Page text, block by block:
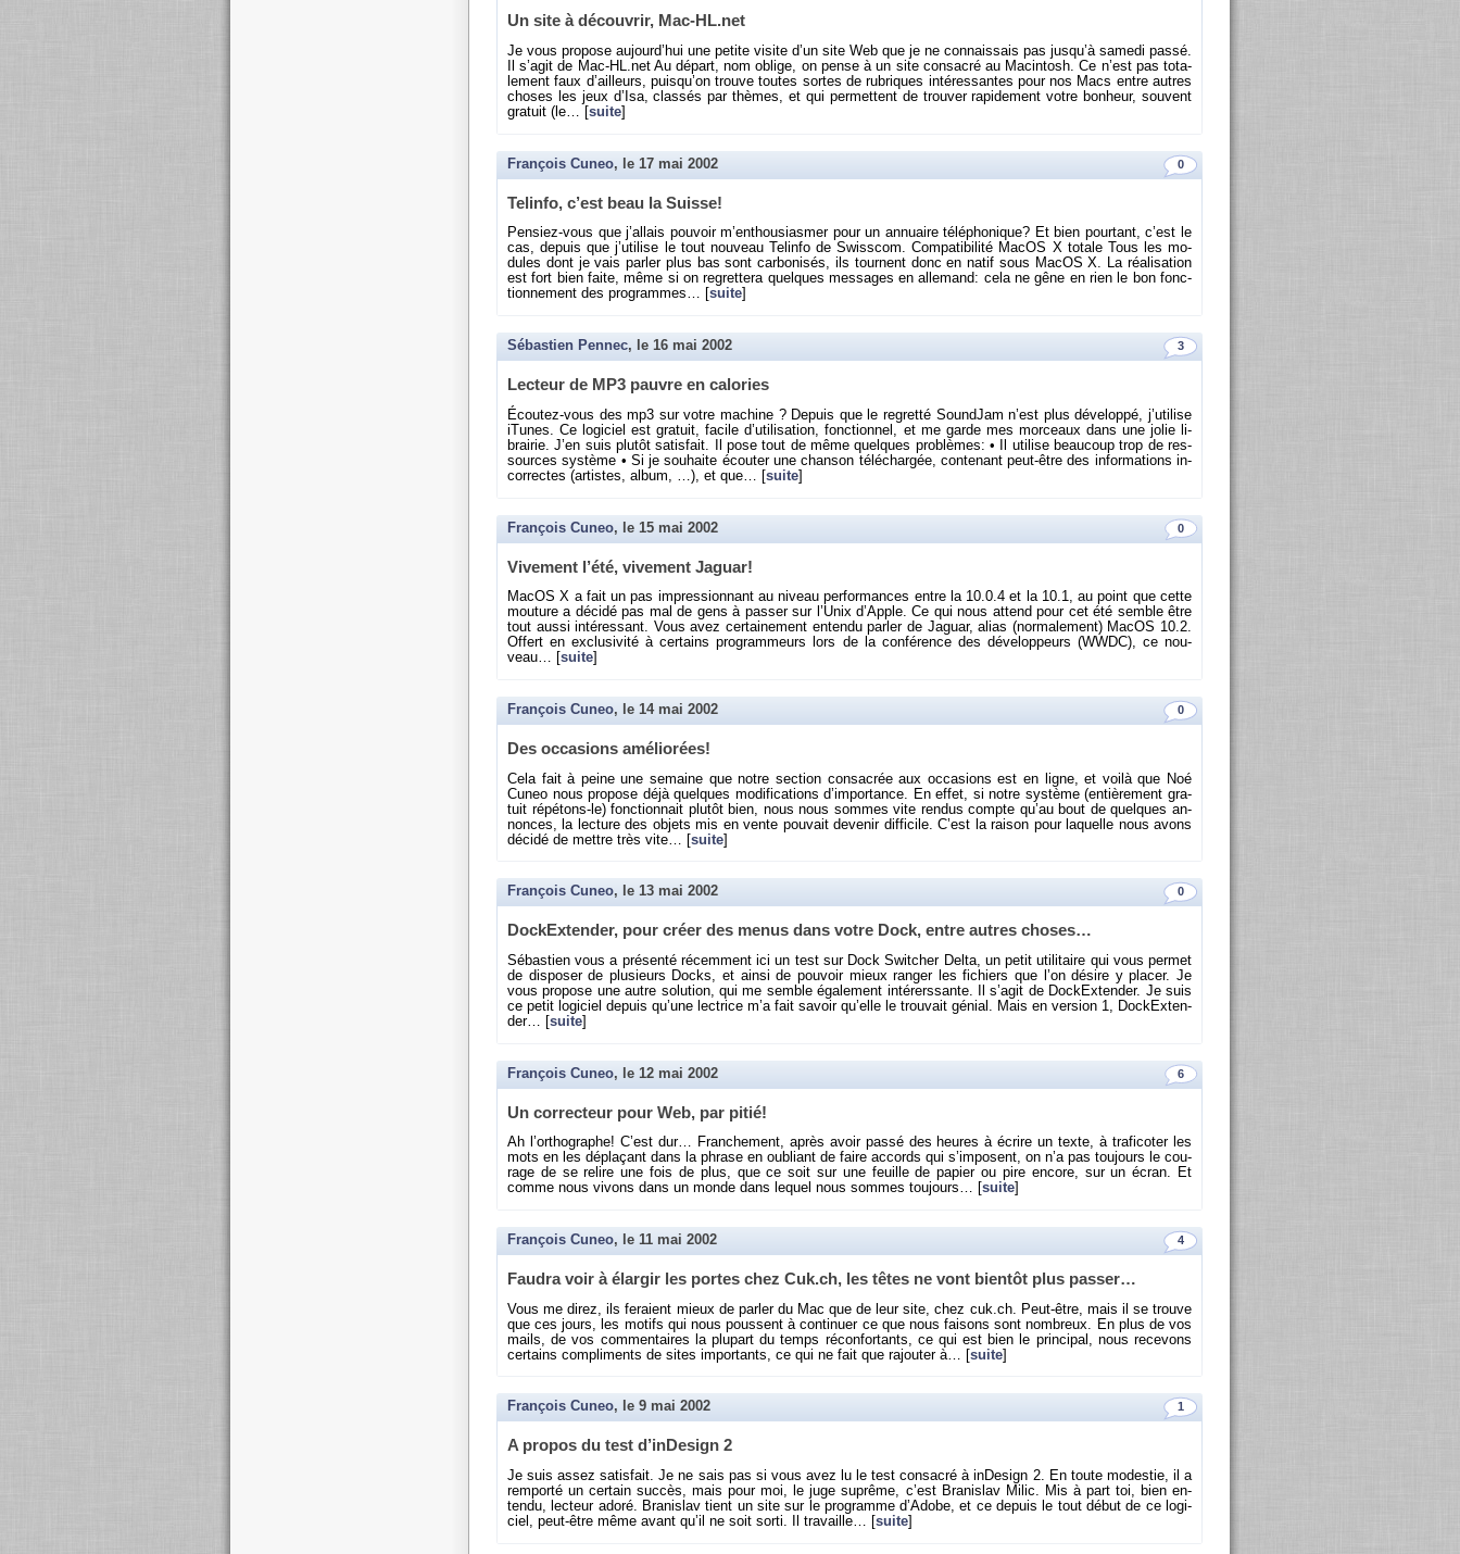
Un site à dé­cou­vrir, Mac-HL.​net
Je vous pro­pose au­jour­d’hui une pe­tite vi­site d’un site Web que je ne connais­sais pas jus­qu’à sa­medi passé.
Il s’agit de Mac-HL.​net Au dé­part, nom oblige, on pense à un site consa­cré au Ma­cin­tosh. Ce n’est pas to­ta­
le­ment faux d’ailleurs, puis­qu’on trouve toutes sortes de ru­briques in­té­res­santes pour nos Macs entre autres
choses les jeux d’Isa, clas­sés par thèmes, et qui per­mettent de trou­ver ra­pi­de­ment votre bon­heur, sou­vent
gra­tuit (le… [ suite
0
François Cuneo, le 17 mai 2002
Te­linfo, c’est beau la Suisse!
Pen­siez-vous que j’al­lais pou­voir m’en­thou­sias­mer pour un an­nuaire té­lé­pho­nique? Et bien pour­tant, c’est le
cas, de­puis que j’uti­lise le tout nou­veau Te­linfo de Swiss­com. Com­pa­ti­bi­lité MacOS X to­tale Tous les mo­
dules dont je vais par­ler plus bas sont car­bo­ni­sés, ils tournent donc en natif sous MacOS X. La réa­li­sa­tion
est fort bien faite, même si on re­gret­tera quelques mes­sages en al­le­mand: cela ne gêne en rien le bon fonc­
tion­ne­ment des pro­grammes… [ suite
3
Sébastien Pennec, le 16 mai 2002
Lec­teur de MP3 pauvre en ca­lo­ries
Écou­tez-vous des mp3 sur votre ma­chine ? De­puis que le re­gretté Sound­Jam n’est plus dé­ve­loppé, j’uti­lise
iTunes. Ce lo­gi­ciel est gra­tuit, fa­cile d’uti­li­sa­tion, fonc­tion­nel, et me garde mes mor­ceaux dans une jolie li­
brai­rie. J’en suis plu­tôt sa­tis­fait. Il pose tout de même quelques pro­blèmes: • Il uti­lise beau­coup trop de res­
sources sys­tème • Si je sou­haite écou­ter une chan­son té­lé­char­gée, conte­nant peut-être des in­for­ma­tions in­
cor­rectes (ar­tistes, album, …), et que… [suite]
0
François Cuneo, le 15 mai 2002
Vi­ve­ment l’été, vi­ve­ment Ja­guar!
MacOS X a fait un pas im­pres­sion­nant au ni­veau per­for­mances entre la 10.0.4 et la 10.1, au point que cette
mou­ture a dé­cidé pas mal de gens à pas­ser sur l’Unix d’Apple. Ce qui nous at­tend pour cet été semble être
tout aussi in­té­res­sant. Vous avez cer­tai­ne­ment en­tendu par­ler de Ja­guar, alias (nor­ma­le­ment) MacOS 10.2.
Of­fert en ex­clu­si­vité à cer­tains pro­gram­meurs lors de la confé­rence des dé­ve­lop­peurs (WWDC), ce nou­
veau… [ suite
0
François Cuneo, le 14 mai 2002
Des oc­ca­sions amé­lio­rées!
Cela fait à peine une se­maine que notre sec­tion consa­crée aux oc­ca­sions est en ligne, et voilà que Noé
Cuneo nous pro­pose déjà quelques mo­di­fi­ca­tions d’im­por­tance. En effet, si notre sys­tème (en­tiè­re­ment gra­
tuit ré­pé­tons-le) fonc­tion­nait plu­tôt bien, nous nous sommes vite ren­dus compte qu’au bout de quelques an­
nonces, la lec­ture des ob­jets mis en vente pou­vait de­ve­nir dif­fi­cile. C’est la rai­son pour la­quelle nous avons
dé­cidé de mettre très vite… [suite]
0
François Cuneo, le 13 mai 2002
Do­ckEx­ten­der, pour créer des menus dans votre Dock, entre autres choses…
Sé­bas­tien vous a pré­senté ré­cem­ment ici un test sur Dock Swit­cher Delta, un petit uti­li­taire qui vous per­met
de dis­po­ser de plu­sieurs Docks, et ainsi de pou­voir mieux ran­ger les fi­chiers que l’on dé­sire y pla­cer. Je
vous pro­pose une autre so­lu­tion, qui me semble éga­le­ment in­té­rers­sante. Il s’agit de Do­ckEx­ten­der. Je suis
ce petit lo­gi­ciel de­puis qu’une lec­trice m’a fait sa­voir qu’elle le trou­vait gé­nial. Mais en ver­sion 1, Do­ckEx­ten­
der… [suite]
6
François Cuneo, le 12 mai 2002
Un cor­rec­teur pour Web, par pitié!
Ah l’or­tho­graphe! C’est dur… Fran­che­ment, après avoir passé des heures à écrire un texte, à tra­fi­co­ter les
mots en les dé­pla­çant dans la phrase en ou­bliant de faire ac­cords qui s’im­posent, on n’a pas tou­jours le cou­
rage de se re­lire une fois de plus, que ce soit sur une feuille de pa­pier ou pire en­core, sur un écran. Et
comme nous vi­vons dans un monde dans le­quel nous sommes tou­jours… [ suite
4
François Cuneo, le 11 mai 2002
Fau­dra voir à élar­gir les portes chez Cuk.​ch, les têtes ne vont bien­tôt plus pas­ser…
Vous me direz, ils fe­raient mieux de par­ler du Mac que de leur site, chez cuk.​ch. Peut-être, mais il se trouve
que ces jours, les mo­tifs qui nous poussent à conti­nuer ce que nous fai­sons sont nom­breux. En plus de vos
mails, de vos com­men­taires la plu­part du temps ré­con­for­tants, ce qui est bien le prin­ci­pal, nous re­ce­vons
cer­tains com­pli­ments de sites im­por­tants, ce qui ne fait que ra­jou­ter à… [suite]
1
François Cuneo, le 9 mai 2002
A pro­pos du test d’in­De­sign 2
Je suis assez sa­tis­fait. Je ne sais pas si vous avez lu le test consa­cré à in­De­sign 2. En toute mo­des­tie, il a
rem­porté un cer­tain suc­cès, mais pour moi, le juge su­prême, c’est Bra­ni­slav Milic. Mis à part toi, bien en­
tendu, lec­teur adoré. Bra­ni­slav tient un site sur le pro­gramme d’Adobe, et ce de­puis le tout début de ce lo­gi­
ciel, peut-être même avant qu’il ne soit sorti. Il tra­vaille… [suite]